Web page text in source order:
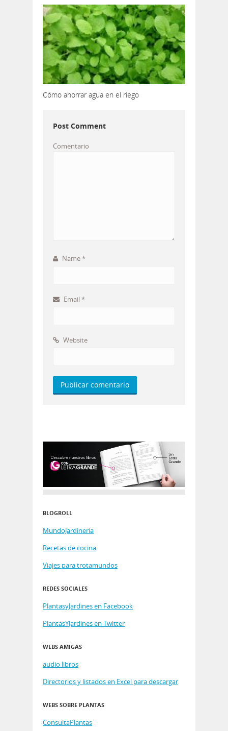
Cómo ahorrar agua en el riego
Post Comment
Comentario
Name*
Email *
Website
BLOGROLL
MundoJardineria
Recetas de cocina
Viajes para trotamundos
REDES SOCIALES
PlantasyJardines en Facebook
PlantasYJardines en Twitter
WEBS AMIGAS
audio libros
Directorios y listados en Excel para descargar
WEBS SOBRE PLANTAS
ConsultaPlantas